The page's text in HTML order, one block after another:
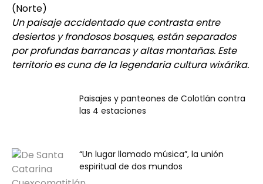
(Norte)
Un paisaje accidentado que contrasta entre
desiertos y frondosos bosques, están separados
por profundas barrancas y altas montañas. Este
territorio es cuna de la legendaria cultura wixárika.
Paisajes y panteones de Colotlán contra
las 4 estaciones
“Un lugar llamado música”, la unión
espiritual de dos mundos